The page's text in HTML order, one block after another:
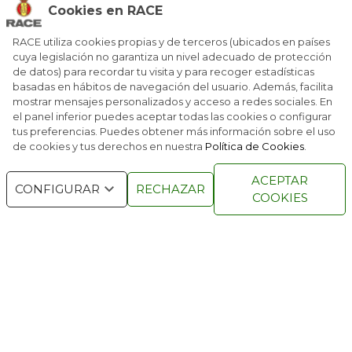
Cookies en RACE
RACE utiliza cookies propias y de terceros (ubicados en países
cuya legislación no garantiza un nivel adecuado de protección
de datos) para recordar tu visita y para recoger estadísticas
basadas en hábitos de navegación del usuario. Además, facilita
mostrar mensajes personalizados y acceso a redes sociales. En
el panel inferior puedes aceptar todas las cookies o configurar
tus preferencias. Puedes obtener más información sobre el uso
de cookies y tus derechos en nuestra Política de Cookies
CONFIGURAR RECHAZAR
ACEPTAR
COOKIES
grande puede montar una caja automática XTronic CTV –
de variador continuo, lo que hace echar de menos la tipo
secuencial que montaba antes Renault, aunque simula el
doble embrague- y, además, tracción total. Nissan
anuncia para el año que viene el motor e-Power de 1,5
litros que se utilizará únicamente para generar
electricidad para un propulsor eléctrico de 190 CV. En
marcha es un coche muy agil y la suspensión hace que sus
reacciones sean nobles. Los modos de conducción –eco,
standard o sport- son bastante útiles. En el caso del
tracción total está confiada a un sistema Multilink en las
versiones más caras.
2026: NOVEDADES PARA TODOS LOS GUSTOS
LAS BERLINAS EN LA FUTURA MOVILIDAD
NAVIDAD PARA TODA LA FAMILIA
RACE © 2016
TODOS LOS DERECHOS
RESERVADOS